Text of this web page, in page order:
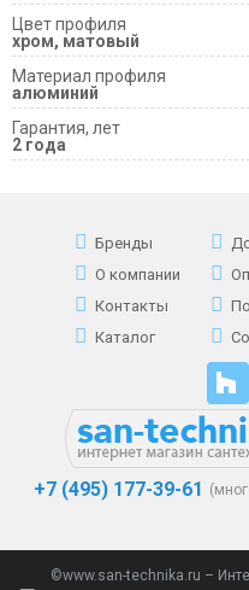
Цвет профиля
хром, матовый
Материал профиля
алюминий
Гарантия, лет
2 года
Бренды
О компании
Контакты
Каталог
+7 (495) 177-39-61
©www.san-technika.ru –